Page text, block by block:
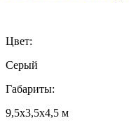
Цвет:
Серый
Габариты:
9,5х3,5х4,5 м